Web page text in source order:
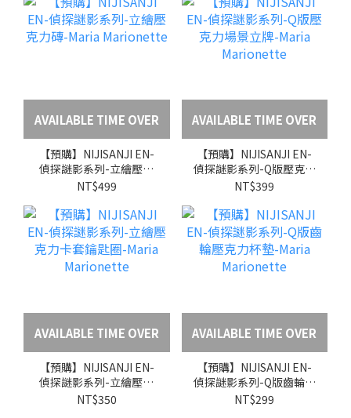
AVAILABLE TIME OVER
【預購】NIJISANJI EN-
偵探謎影系列-立繪壓克
力磚-Maria Marionette
NT$499
AVAILABLE TIME OVER
【預購】NIJISANJI EN-
偵探謎影系列-Q版壓克力
場景立牌-Maria
NT$399
AVAILABLE TIME OVER
【預購】NIJISANJI EN-
偵探謎影系列-立繪壓克
力卡套鑰匙圈-Maria
NT$350
AVAILABLE TIME OVER
【預購】NIJISANJI EN-
偵探謎影系列-Q版齒輪壓
克力杯墊-Maria
NT$299